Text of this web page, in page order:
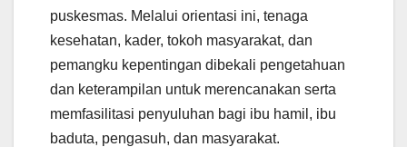
puskesmas. Melalui orientasi ini, tenaga
kesehatan, kader, tokoh masyarakat, dan
pemangku kepentingan dibekali pengetahuan
dan keterampilan untuk merencanakan serta
memfasilitasi penyuluhan bagi ibu hamil, ibu
baduta, pengasuh, dan masyarakat.